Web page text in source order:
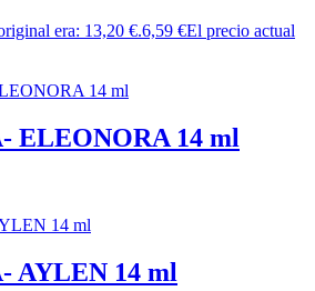
era: 13,20 €.6,59 €El precio actual
ELEONORA 14 ml
AYLEN 14 ml